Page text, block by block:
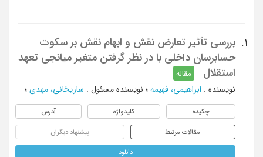
1.
بررسی تأثیر تعارض نقش و ابهام نقش بر سکوت
حسابرسان داخلی با در نظر گرفتن متغیر میانجی تعهد
استقلال
مقاله
نویسنده : ابراهیمی، فهیمه ؛ نویسنده مسئول : ساریخانی، مهدی ؛
چکیده کلیدواژه آدرس
مقالات مرتبط پیشنهاد دیگران
دانلود